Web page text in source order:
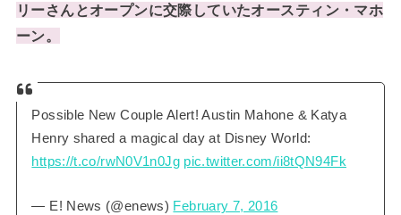
リーさんとオープンに交際していたオースティン・マホ
ーン。
Possible New Couple Alert! Austin Mahone & Katya
Henry shared a magical day at Disney World:
https://t.co/rwN0V1n0Jg pic.twitter.com/ii8tQN94Fk
— E! News (@enews) February 7, 2016